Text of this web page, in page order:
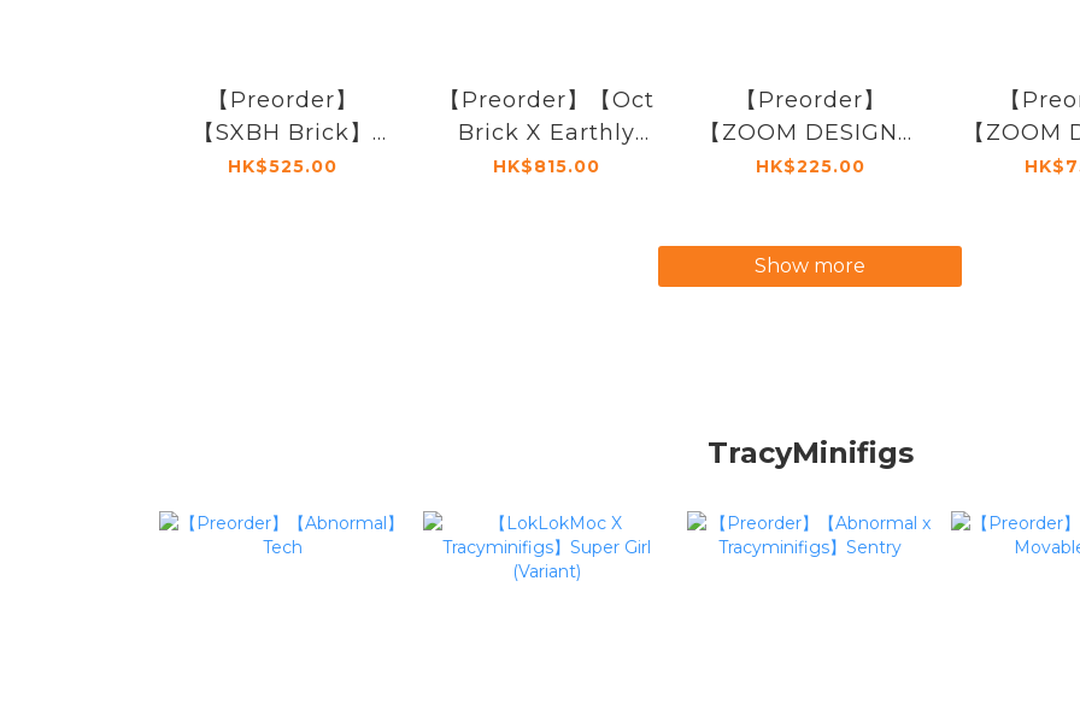
【Preorder】
【SXBH Brick】
Supergirl
HK$525.00
【Preorder】【Oct
Brick X Earthly
Brick】Magik
HK$815.00
【Preorder】
【ZOOM DESIGN】
Ramrod
HK$225.00
【
【ZOOM
Show more
TracyMinifigs